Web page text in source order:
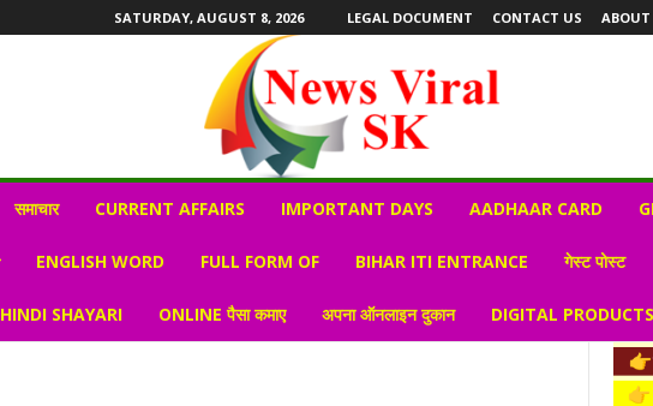
SATURDAY, AUGUST 8, 2026 LEGAL DOCUMENT CONTACT US ABOUT
समाचार CURRENT AFFAIRS IMPORTANT DAYS AADHAAR CARD
ENGLISH WORD FULL FORM OF BIHAR ITI ENTRANCE गेस्ट पोस्ट
HINDI SHAYARI ONLINE पैसा कमाए अपना ऑनलाइन दुकान DIGITAL